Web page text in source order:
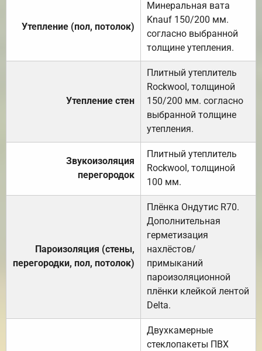
Утепление (пол, потолок)
Минеральная вата
Knauf 150/200 мм.
согласно выбранной
толщине утепления.
Утепление стен
Плитный утеплитель
Rockwool, толщиной
150/200 мм. согласно
выбранной толщине
утепления.
Звукоизоляция
перегородок
Плитный утеплитель
Rockwool, толщиной
100 мм.
Пароизоляция (стены,
перегородки, пол, потолок)
Плёнка Ондутис R70.
Дополнительная
герметизация
нахлёстов/
примыканий
пароизоляционной
плёнки клейкой лентой
Delta.
Двухкамерные
стеклопакеты ПВХ